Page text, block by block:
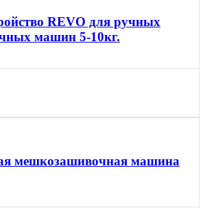
REVO для ручных
машин 5-10кг.
мешкозашивочная машина